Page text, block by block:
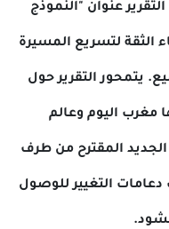
"النموذج
المسيرة
التقرير حول
وعالم
من طرف
للوصول